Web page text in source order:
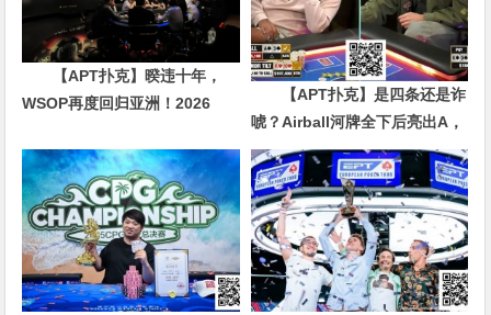
【APT扑克】暌违十年，
WSOP再度回归亚洲！2026
场！
【APT扑克】是四条还是诈
唬？Airball河牌全下后亮出A，
这手牌让对手陷入长考